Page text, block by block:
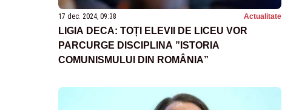
17 dec. 2024, 09:38 Actualitate
LIGIA DECA: TOȚI ELEVII DE LICEU VOR
PARCURGE DISCIPLINA ”ISTORIA
COMUNISMULUI DIN ROMÂNIA”